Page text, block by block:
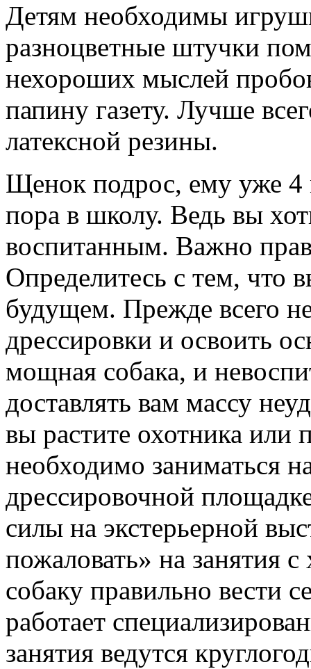
Детям необходимы
разноцветные штучки
нехороших мыслей
папину газету. Лучше
латексной резины.
Щенок подрос, ему уже 4
пора в школу. Ведь вы
воспитанным. Важно
Определитесь с тем, что
будущем. Прежде всего
дрессировки и освоить
мощная собака, и
доставлять вам массу
вы растите охотника или
необходимо заниматься
дрессировочной
силы на экстерьерной
пожаловать» на занятия
собаку правильно вести
работает
занятия ведутся